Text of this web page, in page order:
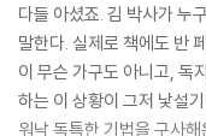
다들 아셨죠. 김 박사가 누
말한다. 실제로 책에도 반
이 무슨 가구도 아니고,
하는 이 상황이 그저 낯설
워낙 독특한 기법을 구사